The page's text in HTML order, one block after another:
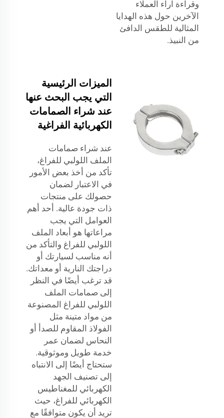
وقراءة آراء العملاء
الآخرين حول هذه الهدايا
المثالية للطقس الدافئ
من النبيذ.
الميزات الرئيسية
التي يجب البحث عنها
عند شراء الصمامات
الكهربائية الفراغية
عند شراء صمامات
الملف اللولبي للفراغ،
تأكد من أخذ بعض الأمور
في الاعتبار لضمان
حصولك على منتجات
ذات جودة عالية. أحد أهم
العوامل التي يجب
مراعاتها هو أبعاد الملف
اللولبي للفراغ والتأكد من
أنه مناسب لسيارتك أو
دراجتك النارية أو معداتك.
قد ترغب أيضًا في النظر
إلى صمامات الملف
اللولبي للفراغ المصنوعة
من مواد متينة مثل
الفولاذ المقاوم للصدأ أو
النحاس لضمان عمر
خدمة طويل وموثوقية.
ستحتاج أيضًا إلى الانتباه
إلى تصنيف الجهد
الكهربائي للمغناطيس
الكهربائي للفراغ، حيث
تريد أن يكون متوافقًا مع